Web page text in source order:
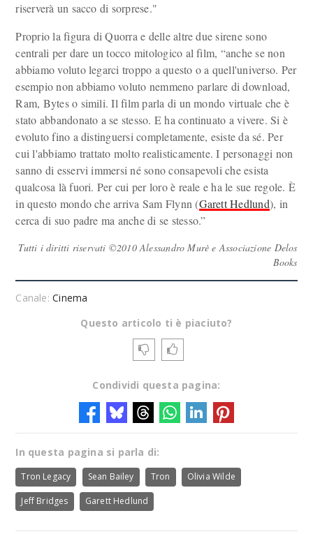
riserverà un sacco di sorprese."
Proprio la figura di Quorra e delle altre due sirene sono
centrali per dare un tocco mitologico al film, “anche se non
abbiamo voluto legarci troppo a questo o a quell'universo. Per
esempio non abbiamo voluto nemmeno parlare di download,
Ram, Bytes o simili. Il film parla di un mondo virtuale che è
stato abbandonato a se stesso. E ha continuato a vivere. Si è
evoluto fino a distinguersi completamente, esiste da sé. Per
cui l'abbiamo trattato molto realisticamente. I personaggi non
sanno di esservi immersi né sono consapevoli che esista
qualcosa là fuori. Per cui per loro è reale e ha le sue regole. È
in questo mondo che arriva Sam Flynn (Garett Hedlund), in
cerca di suo padre ma anche di se stesso.”
Tutti i diritti riservati ©2010 Alessandro Murè e Associazione Delos
Books
Canale:Cinema
Questo articolo ti è piaciuto?
Condividi questa pagina:
In questa pagina si parla di:
Tron Legacy Sean Bailey Tron Olivia Wilde
Jeff Bridges Garett Hedlund